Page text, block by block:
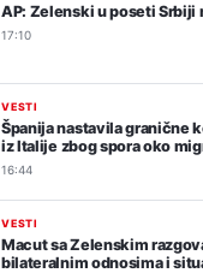
AP: Zelenski u poseti Srbiji
17:10
VESTI
Španija nastavila granične
iz Italije zbog spora oko
16:44
VESTI
Macut sa Zelenskim
bilateralnim odnosima i